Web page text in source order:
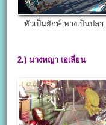
หัวเป็นยักษ์ หางเป็นปล
2.)นางพญา เอเลี่ยน